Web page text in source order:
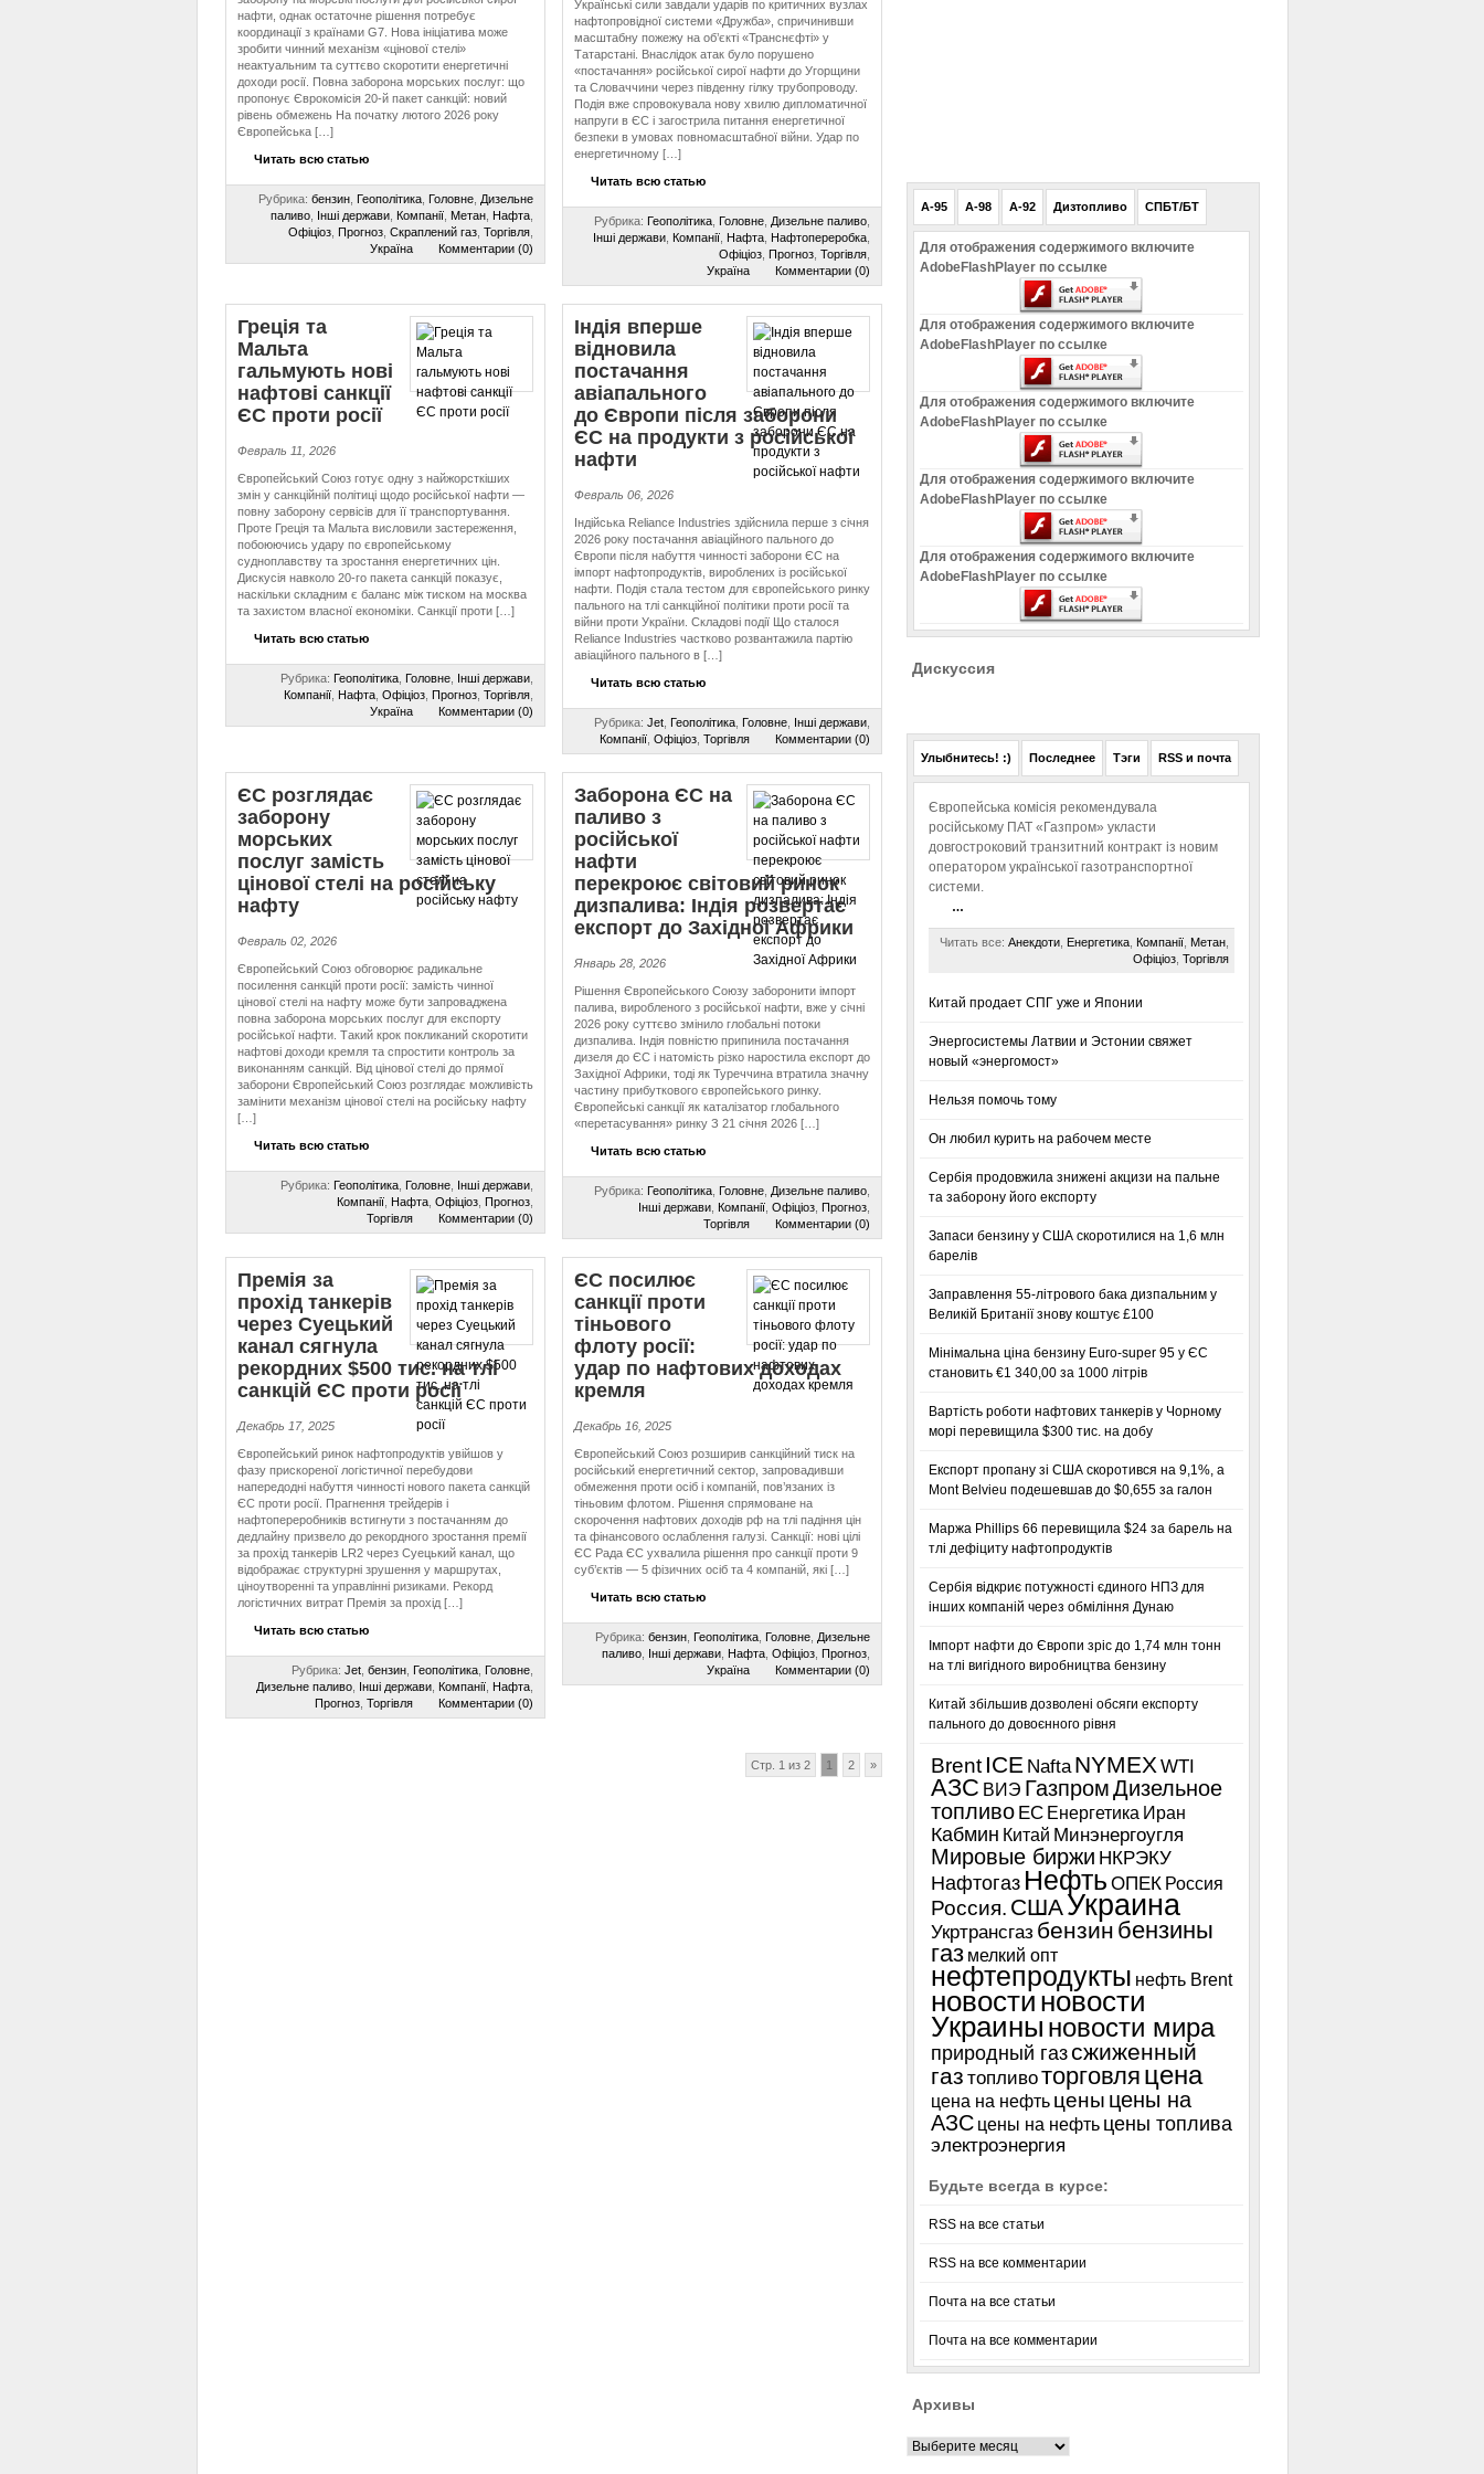
нафти, однак остаточне рішення потребує
координації з країнами G7. Нова ініціатива може
зробити чинний механізм «цінової стелі»
неактуальним та суттєво скоротити енергетичні
доходи росії. Повна заборона морських послуг: що
пропонує Єврокомісія 20-й пакет санкцій: новий
рівень обмежень На початку лютого 2026 року
Європейська […]
Читать всю статью
Рубрика: бензин, Геополітика, Головне, Дизельне
паливо, Інші держави, Компанії, Метан, Нафта,
Офіціоз, Прогноз, Скраплений газ, Торгівля,
Україна
Комментарии (0)
Українські сили завдали ударів по критичних вузлах
нафтопровідної системи «Дружба», спричинивши
масштабну пожежу на об’єкті «Транснєфті» у
Татарстані. Внаслідок атак було порушено
«постачання» російської сирої нафти до Угорщини
та Словаччини через південну гілку трубопроводу.
Подія вже спровокувала нову хвилю дипломатичної
напруги в ЄС і загострила питання енергетичної
безпеки в умовах повномасштабної війни. Удар по
енергетичному […]
Читать всю статью
Рубрика: Геополітика, Головне, Дизельне паливо,
Інші держави, Компанії, Нафта, Нафтопереробка,
Офіціоз, Прогноз, Торгівля,
Україна
Комментарии (0)
Греція та
Мальта
гальмують нові
нафтові санкції
ЄС проти росії
Февраль 11, 2026
Європейський Союз готує одну з найжорсткіших
змін у санкційній політиці щодо російської нафти —
повну заборону сервісів для її транспортування.
Проте Греція та Мальта висловили застереження,
побоюючись удару по європейському
судноплавству та зростання енергетичних цін.
Дискусія навколо 20-го пакета санкцій показує,
наскільки складним є баланс між тиском на москва
та захистом власної економіки. Санкції проти […]
Читать всю статью
Рубрика: Геополітика, Головне, Інші держави,
Компанії, Нафта, Офіціоз, Прогноз, Торгівля,
Україна
Комментарии (0)
Індія вперше
відновила
постачання
авіапального
до Європи після заборони
ЄС на продукти з російської
нафти
Февраль 06, 2026
Індійська Reliance Industries здійснила перше з січня
2026 року постачання авіаційного пального до
Європи після набуття чинності заборони ЄС на
імпорт нафтопродуктів, вироблених із російської
нафти. Подія стала тестом для європейського ринку
пального на тлі санкційної політики проти росії та
війни проти України. Складові події Що сталося
Reliance Industries частково розвантажила партію
авіаційного пального в […]
Читать всю статью
Рубрика: Jet, Геополітика, Головне, Інші держави,
Компанії, Офіціоз, Торгівля Комментарии (0)
ЄС розглядає
заборону
морських
послуг замість
цінової стелі на російську
нафту
Февраль 02, 2026
Європейський Союз обговорює радикальне
посилення санкцій проти росії: замість чинної
цінової стелі на нафту може бути запроваджена
повна заборона морських послуг для експорту
російської нафти. Такий крок покликаний скоротити
нафтові доходи кремля та спростити контроль за
виконанням санкцій. Від цінової стелі до прямої
заборони Європейський Союз розглядає можливість
замінити механізм цінової стелі на російську нафту
[…]
Читать всю статью
Рубрика: Геополітика, Головне, Інші держави,
Компанії, Нафта, Офіціоз, Прогноз,
Торгівля
Комментарии (0)
Заборона ЄС на
паливо з
російської
нафти
перекроює світовий ринок
дизпалива: Індія розвертає
експорт до Західної Африки
Январь 28, 2026
Рішення Європейського Союзу заборонити імпорт
палива, виробленого з російської нафти, вже у січні
2026 року суттєво змінило глобальні потоки
дизпалива. Індія повністю припинила постачання
дизеля до ЄС і натомість різко наростила експорт до
Західної Африки, тоді як Туреччина втратила значну
частину прибуткового європейського ринку.
Європейські санкції як каталізатор глобального
«перетасування» ринку З 21 січня 2026 […]
Читать всю статью
Рубрика: Геополітика, Головне, Дизельне паливо,
Інші держави, Компанії, Офіціоз, Прогноз,
Торгівля
Комментарии (0)
Премія за
прохід танкерів
через Суецький
канал сягнула
рекордних $500 тис. на тлі
санкцій ЄС проти росії
Декабрь 17, 2025
Європейський ринок нафтопродуктів увійшов у
фазу прискореної логістичної перебудови
напередодні набуття чинності нового пакета санкцій
ЄС проти росії. Прагнення трейдерів і
нафтопереробників встигнути з постачанням до
дедлайну призвело до рекордного зростання премії
за прохід танкерів LR2 через Суецький канал, що
відображає структурні зрушення у маршрутах,
ціноутворенні та управлінні ризиками. Рекорд
логістичних витрат Премія за прохід […]
Читать всю статью
Рубрика: Jet, бензин, Геополітика, Головне,
Дизельне паливо, Інші держави, Компанії, Нафта,
Прогноз, Торгівля Комментарии (0)
ЄС посилює
санкції проти
тіньового
флоту росії:
удар по нафтових доходах
кремля
Декабрь 16, 2025
Європейський Союз розширив санкційний тиск на
російський енергетичний сектор, запровадивши
обмеження проти осіб і компаній, пов’язаних із
тіньовим флотом. Рішення спрямоване на
скорочення нафтових доходів рф на тлі падіння цін
та фінансового ослаблення галузі. Санкції: нові цілі
ЄС Рада ЄС ухвалила рішення про санкції проти 9
суб’єктів — 5 фізичних осіб та 4 компаній, які […]
Читать всю статью
Рубрика: бензин, Геополітика, Головне, Дизельне
паливо, Інші держави, Нафта, Офіціоз, Прогноз,
Україна
Комментарии (0)
Стр. 1 из 2 1 2 »
A-95 A-98 A-92 Дизтопливо СПБТ/БТ
Для отображения содержимого включите
AdobeFlashPlayer по ссылке
Для отображения содержимого включите
AdobeFlashPlayer по ссылке
Для отображения содержимого включите
AdobeFlashPlayer по ссылке
Для отображения содержимого включите
AdobeFlashPlayer по ссылке
Для отображения содержимого включите
AdobeFlashPlayer по ссылке
Дискуссия
Улыбнитесь! :) Последнее Тэги RSS и почта
Європейська комісія рекомендувала
російському ПАТ «Газпром» укласти
довгостроковий транзитний контракт із новим
оператором української газотранспортної
системи.
…
Читать все: Анекдоти, Енергетика, Компанії, Метан,
Офіціоз, Торгівля
Китай продает СПГ уже и Японии
Энергосистемы Латвии и Эстонии свяжет
новый «энергомост»
Нельзя помочь тому
Он любил курить на рабочем месте
Сербія продовжила знижені акцизи на пальне
та заборону його експорту
Запаси бензину у США скоротилися на 1,6 млн
барелів
Заправлення 55-літрового бака дизпальним у
Великій Британії знову коштує £100
Мінімальна ціна бензину Euro-super 95 у ЄС
становить €1 340,00 за 1000 літрів
Вартість роботи нафтових танкерів у Чорному
морі перевищила $300 тис. на добу
Експорт пропану зі США скоротився на 9,1%, а
Mont Belvieu подешевшав до $0,655 за галон
Маржа Phillips 66 перевищила $24 за барель на
тлі дефіциту нафтопродуктів
Сербія відкриє потужності єдиного НПЗ для
інших компаній через обміління Дунаю
Імпорт нафти до Європи зріс до 1,74 млн тонн
на тлі вигідного виробництва бензину
Китай збільшив дозволені обсяги експорту
пального до довоєнного рівня
Brent ICE Nafta NYMEXWTI
АЗС ВИЭ ГазпромДизельное
топливо ЕС Енергетика Иран
Кабмин Китай Минэнергоугля
Мировые биржи НКРЭКУ
Нафтогаз Нефть ОПЕК Россия
Россия. СШАУкраина
Укртрансгаз бензин бензины
газ мелкий опт
нефтепродукты нефть Brent
новости новости
Украины новости мира
природный газсжиженный
газ топливоторговля цена
цена на нефть цены цены на
АЗС цены на нефть цены топлива
электроэнергия
Будьте всегда в курсе:
RSS на все статьи
RSS на все комментарии
Почта на все статьи
Почта на все комментарии
Архивы